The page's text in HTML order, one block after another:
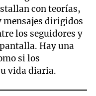
con teorías,
mensajes dirigidos
los seguidores y
Hay una
si los
vida diaria.